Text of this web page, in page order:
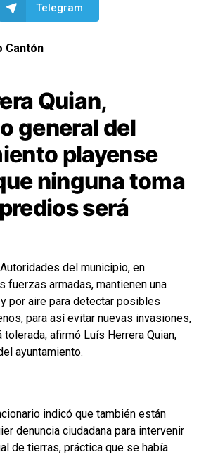
Telegram
Cantón
Quian,
general del
playense
ninguna toma
será
del municipio, en
fuerzas armadas, mantienen una
por aire para detectar posibles
para así evitar nuevas invasiones,
tolerada, afirmó Luís Herrera Quian,
ayuntamiento.
indicó que también están
denuncia ciudadana para intervenir
de tierras, práctica que se había